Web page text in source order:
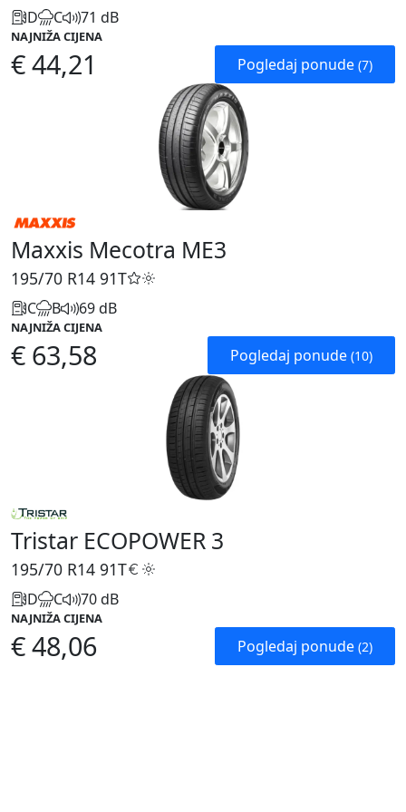
D C 71 dB
NAJNIŽA CIJENA
€ 44,21 Pogledaj ponude (7)
Maxxis Mecotra ME3
195/70 R14 91T
C B 69 dB
NAJNIŽA CIJENA
€ 63,58 Pogledaj ponude (10)
Tristar ECOPOWER 3
195/70 R14 91T
D C 70 dB
NAJNIŽA CIJENA
€ 48,06 Pogledaj ponude (2)